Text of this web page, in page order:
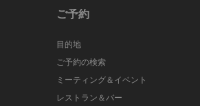
ご予約
目的地
ご予約の検索
ミーティング＆イベント
レストラン＆バー